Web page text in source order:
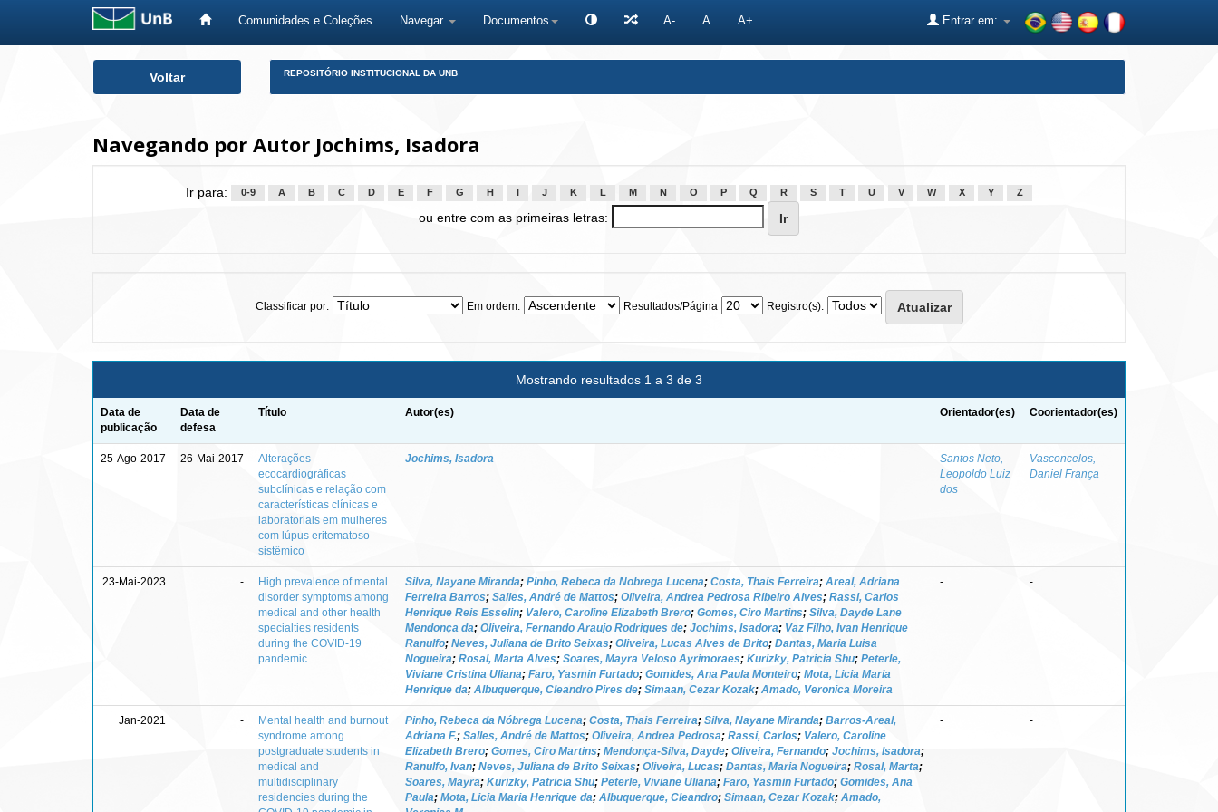
Comunidades e Coleções Navegar Documentos A- A A+ Entrar em:
Voltar REPOSITÓRIO INSTITUCIONAL DA UNB
Navegando por Autor Jochims, Isadora
Ir para: 0-9 A B C D E F G H J K L M N O P Q R S T U V W X Y Z
ou entre com as primeiras letras:
Classificar por: Em ordem: Resultados/Página Registro(s):
Mostrando resultados 1 a 3 de 3
Data de
publicação
Data de
defesa
Título Autor(es) Orientador(es) Coorientador(es)
25-Ago-2017 26-Mai-2017
Alterações
ecocardiográficas
subclínicas e relação com
características clínicas e
laboratoriais em mulheres
com lúpus eritematoso
sistêmico
Jochims, Isadora
Santos Neto,
Leopoldo Luiz
dos
Vasconcelos,
Daniel França
23-Mai-2023 -
High prevalence of mental
disorder symptoms among
medical and other health
specialties residents
during the COVID-19
pandemic
Silva, Nayane Miranda; Pinho, Rebeca da Nobrega Lucena; Costa, Thais Ferreira; Areal, Adriana
Ferreira Barros; Salles, André de Mattos; Oliveira, Andrea Pedrosa Ribeiro Alves; Rassi, Carlos
Henrique Reis Esselin; Valero, Caroline Elizabeth Brero; Gomes, Ciro Martins; Silva, Dayde Lane
Mendonça da; Oliveira, Fernando Araujo Rodrigues de; Jochims, Isadora; Vaz Filho, Ivan Henrique
Ranulfo; Neves, Juliana de Brito Seixas; Oliveira, Lucas Alves de Brito; Dantas, Maria Luisa
Nogueira; Rosal, Marta Alves; Soares, Mayra Veloso Ayrimoraes; Kurizky, Patricia Shu; Peterle,
Viviane Cristina Uliana; Faro, Yasmin Furtado; Gomides, Ana Paula Monteiro; Mota, Licia Maria
Henrique da; Albuquerque, Cleandro Pires de; Simaan, Cezar Kozak; Amado, Veronica Moreira
- -
Jan-2021 -
Mental health and burnout
syndrome among
postgraduate students in
medical and
multidisciplinary
residencies during the
Pinho, Rebeca da Nóbrega Lucena; Costa, Thais Ferreira; Silva, Nayane Miranda; Barros-Areal,
Adriana F.; Salles, André de Mattos; Oliveira, Andrea Pedrosa; Rassi, Carlos; Valero, Caroline
Elizabeth Brero; Gomes, Ciro Martins; Mendonça-Silva, Dayde; Oliveira, Fernando; Jochims, Isadora;
Ranulfo, Ivan; Neves, Juliana de Brito Seixas; Oliveira, Lucas; Dantas, Maria Nogueira; Rosal, Marta;
Soares, Mayra; Kurizky, Patricia Shu; Peterle, Viviane Uliana; Faro, Yasmin Furtado; Gomides, Ana
Paula; Mota, Licia Maria Henrique da; Albuquerque, Cleandro; Simaan, Cezar Kozak; Amado,
- -